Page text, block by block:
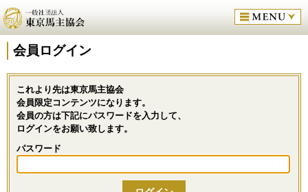
会員ログイン
これより先は東京馬主協会
会員限定コンテンツになります。
会員の方は下記にパスワードを入力して、
ログインをお願い致します。
パスワード